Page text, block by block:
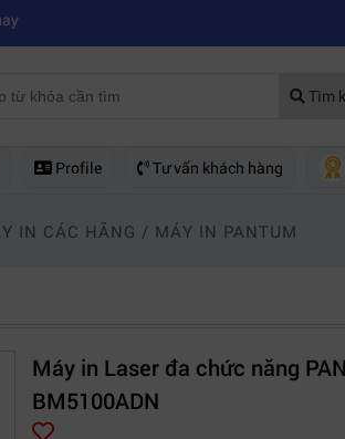
nên mua của hãng nào? Mách bạn 5 cách
Tìm
Profile Tư vấn khách hàng
IN CÁC HÃNG / MÁY IN PANTUM
Máy in Laser đa chức năng
BM5100ADN